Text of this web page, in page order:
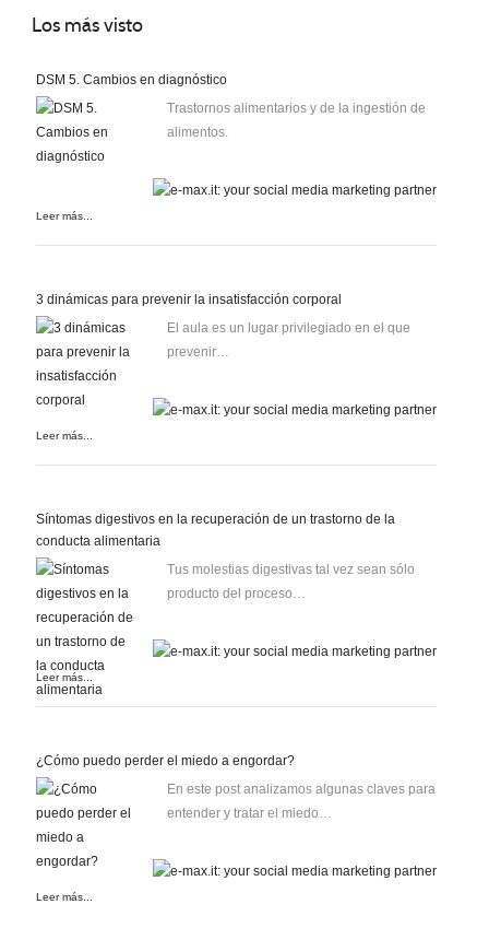
Los más visto
DSM 5. Cambios en diagnóstico
Trastornos alimentarios y de la ingestión de
alimentos.
Leer más...
3 dinámicas para prevenir la insatisfacción corporal
El aula es un lugar privilegiado en el que
prevenir…
Leer más...
Síntomas digestivos en la recuperación de un trastorno de la
conducta alimentaria
Tus molestias digestivas tal vez sean sólo
producto del proceso…
Leer más...
¿Cómo puedo perder el miedo a engordar?
En este post analizamos algunas claves para
entender y tratar el miedo…
Leer más...